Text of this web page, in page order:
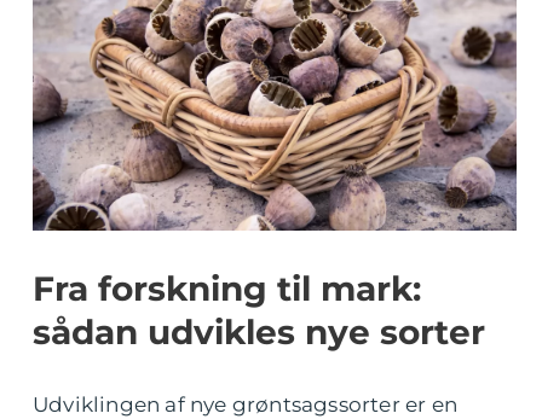
Fra forskning til mark:
sådan udvikles nye sorter
Udviklingen af nye grøntsagssorter er en